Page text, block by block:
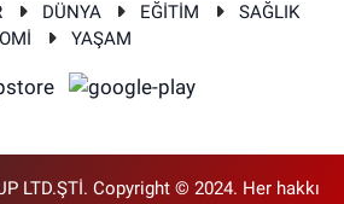
DÜNYA EĞİTİM
SAĞLIK
YAŞAM
LTD.ŞTİ. Copyright © 2024. Her hakkı